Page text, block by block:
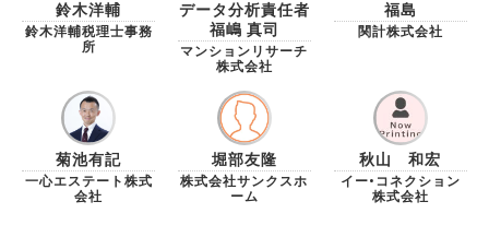
鈴木洋輔
鈴木洋輔税理士事務
所
データ分析責任者
福嶋 真司
マンションリサーチ
株式会社
福島
関計株式会社
菊池有記
一心エステート株式
会社
堀部友隆
株式会社サンクスホ
ーム
秋山 和宏
イー•コネクション
株式会社